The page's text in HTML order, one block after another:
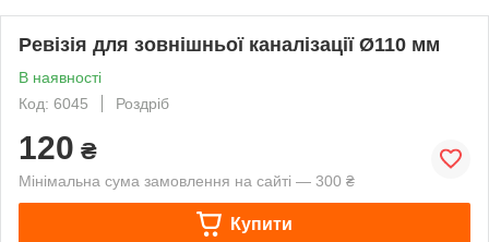
Ревізія для зовнішньої каналізації Ø110 мм
В наявності
Код: 6045
Роздріб
120 ₴
Мінімальна сума замовлення на сайті — 300 ₴
Купити